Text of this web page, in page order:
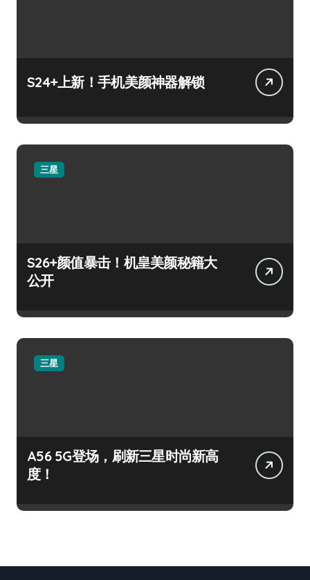
S24+上新！手机美颜神器解锁
三星
S26+颜值暴击！机皇美颜秘籍大
公开
三星
A56 5G登场，刷新三星时尚新高
度！